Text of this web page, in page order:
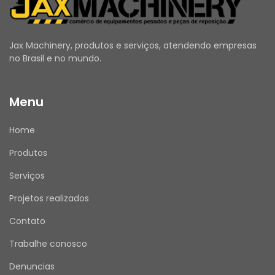
escavadeiras de mineração e tratores de
esteiras, o Adaptador do Rolamento
Caterpillar 288-8960 assegura o correto
alinhamento do comando da bomba,
confiabilidade do conjunto motriz.
Atenção: Recomendamos que a instalação e
substituição sejam realizadas por um
orientações do fabricante.
PEÇA 288-8960:
Motores Caterpillar:
Jax Machinery, produtos e serviços, atendendo empresas
no Brasil e no mundo.
Menu
Home
Produtos
Serviços
Projetos realizados
Contato
Trabalhe conosco
Denuncias